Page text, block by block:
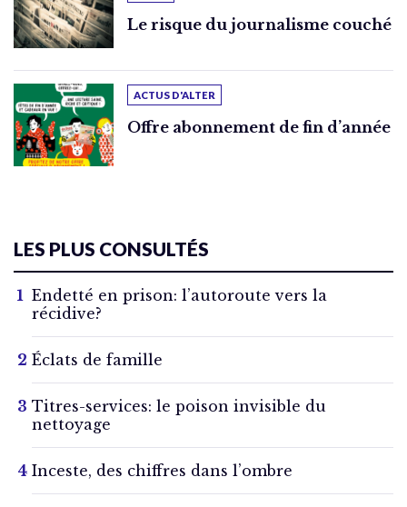
Le risque du journalisme couché
ACTUS D'ALTER
Offre abonnement de fin d’année
LES PLUS CONSULTÉS
Endetté en prison: l’autoroute vers la
récidive?
Éclats de famille
Titres-services: le poison invisible du
nettoyage
Inceste, des chiffres dans l’ombre